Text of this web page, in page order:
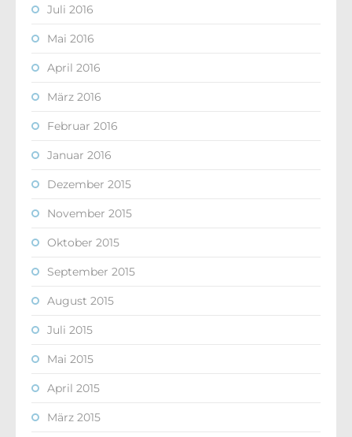
Juli 2016
Mai 2016
April 2016
März 2016
Februar 2016
Januar 2016
Dezember 2015
November 2015
Oktober 2015
September 2015
August 2015
Juli 2015
Mai 2015
April 2015
März 2015